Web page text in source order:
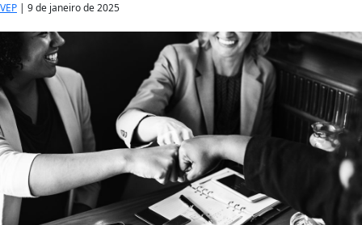
VEP | 9 de janeiro de 2025